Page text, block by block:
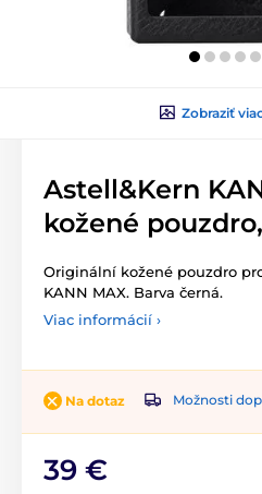
Zobraziť
Astell&Kern
kožené
Originální kožené pouzdro
KANN MAX. Barva černá.
Viac informácií ›
Na dotaz Možnosti
39 €